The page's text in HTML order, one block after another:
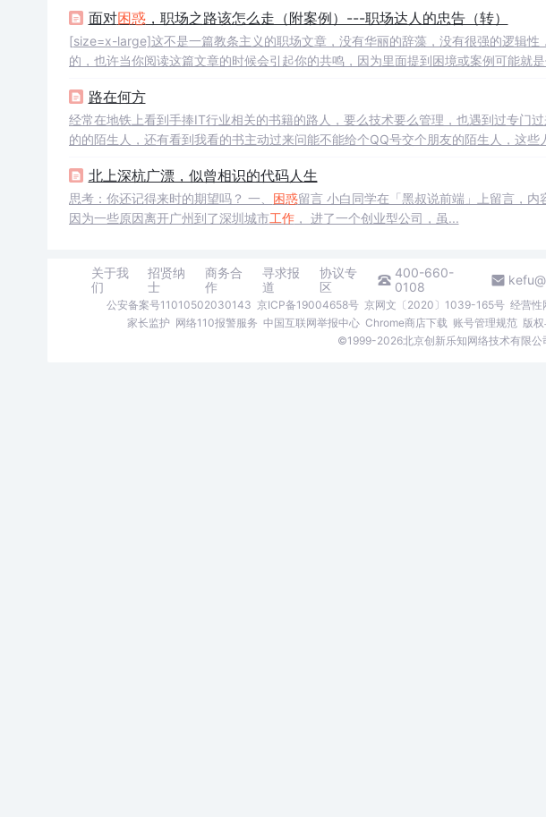
年后的今天为什么会出现不知道该做啥...
面对困惑，职场之路该怎么走（附案例）---职场达人的忠告（转）
[size=x-large]这不是一篇教条主义的职场文章，没有华丽的辞藻，没有很强的逻辑
的，也许当你阅读这篇文章的时候会引起你的共鸣，因为里面提到困境或案例可能就
际关系处理也没有这么复杂，...
路在何方
经常在地铁上看到手捧IT行业相关的书籍的路人，要么技术要么管理，也遇到过专门
的的陌生人，还有看到我看的书主动过来问能不能给个QQ号交个朋友的陌生人，这
有以前带过的孩子们，从学校毕业之后
北上深杭广漂，似曾相识的代码人生
思考：你还记得来时的期望吗？ 一、 困惑留言 小白同学在「黑叔说前端」上留言，内
因为一些原因离开广州到了深圳城市工作， 进了一个创业型公司，虽...
关于我
们
招贤纳
士
商务合
作
寻求报
道
协议专
区
400-660-
0108
公安备案号11010502030143 京ICP备19004658号 京网文〔2020〕1039-165号 经营性
家长监护 网络110报警服务 中国互联网举报中心 Chrome商店下载 账号管理规范 版
©1999-2026北京创新乐知网络技术有限公